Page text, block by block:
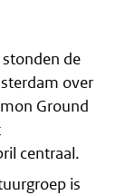
de
over
Ground
centraal.
is